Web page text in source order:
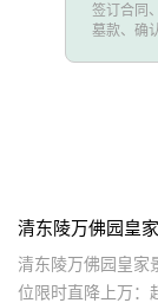
签订合同
墓款、确
清东陵万佛园皇家
位限时直降上万：